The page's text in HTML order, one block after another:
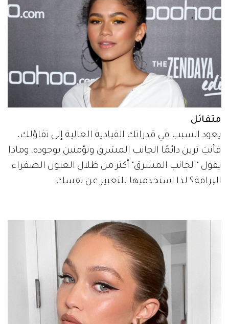
متفائل
يعود السبب في قدراتك القيادية العالية إلى تفاؤلك،
فأنتِ ترين دائمًا الجانب المشرق وتؤمنين بوجوده، وماذا
يقول "الجانب المشرق" أكثر من ظلال العيون الصفراء
البراقة؟ لذا استخدميها للتعبير عن نفسك.